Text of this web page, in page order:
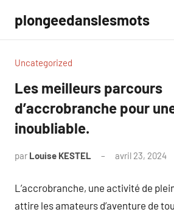
contenu
plongeedanslesmots
Uncategorized
Les meilleurs parcours
d’accrobranche pour
inoubliable.
par Louise KESTEL avril 23, 2024
L’accrobranche, une activité de
attire les amateurs d’aventure de